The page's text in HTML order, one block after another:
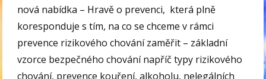
nová nabídka – Hravě o prevenci, která plně
koresponduje s tím, na co se chceme v rámci
prevence rizikového chování zaměřit – základní
vzorce bezpečného chování napříč typy rizikového
chování, prevence kouření, alkoholu, nelegálních